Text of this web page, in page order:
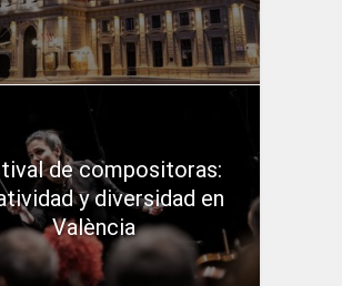
de compositoras:
y diversidad en
València